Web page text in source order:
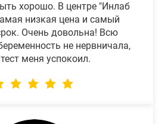
хорошо. В центре "Инлаб
низкая цена и самый
Очень довольна! Всю
не нервничала,
меня успокоил.